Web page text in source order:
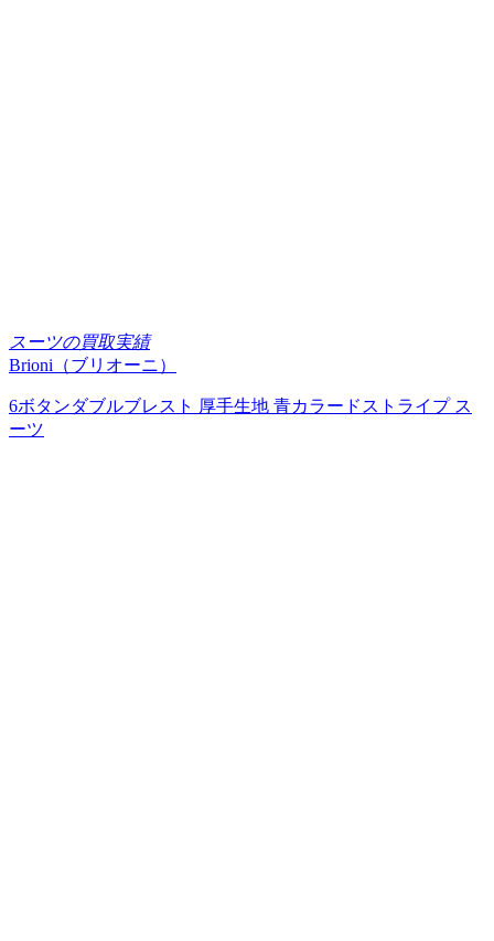
スーツの買取実績
Brioni（ブリオーニ）
6ボタンダブルブレスト 厚手生地 青カラードストライプ ス
ーツ